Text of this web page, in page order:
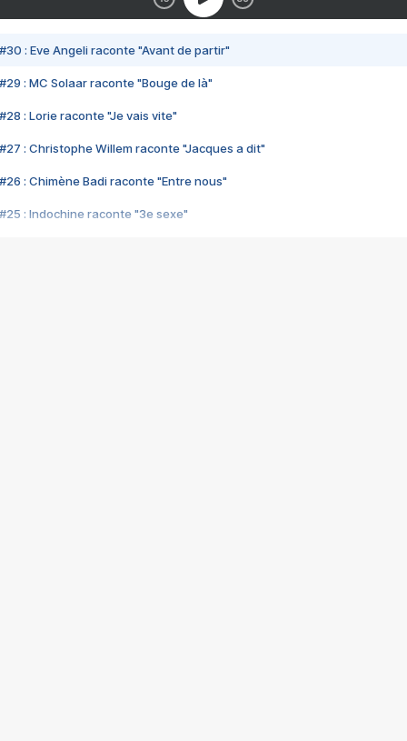
#30 : Eve Angeli raconte "Avant de partir"
#29 : MC Solaar raconte "Bouge de là"
#28 : Lorie raconte "Je vais vite"
#27 : Christophe Willem raconte "Jacques a dit"
#26 : Chimène Badi raconte "Entre nous"
#25 : Indochine raconte "3e sexe"